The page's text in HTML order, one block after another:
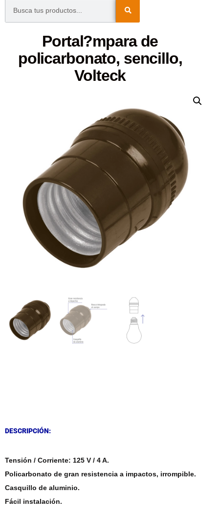
Portal?mpara de
policarbonato, sencillo,
Volteck
DESCRIPCIÓN:
Tensión / Corriente: 125 V / 4 A.
Policarbonato de gran resistencia a impactos, irrompible.
Casquillo de aluminio.
Fácil instalación.